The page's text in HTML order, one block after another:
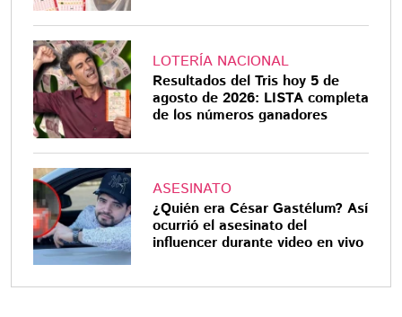
LOTERÍA NACIONAL
Resultados del Tris hoy 5 de
agosto de 2026: LISTA completa
de los números ganadores
ASESINATO
¿Quién era César Gastélum? Así
ocurrió el asesinato del
influencer durante video en vivo